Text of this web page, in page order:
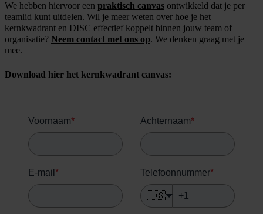
We hebben hiervoor een praktisch canvas ontwikkeld dat je per
teamlid kunt uitdelen. Wil je meer weten over hoe je het
kernkwadrant en DISC effectief koppelt binnen jouw team of
organisatie? Neem contact met ons op. We denken graag met je
mee.
Download hier het kernkwadrant canvas:
Voornaam* Achternaam*
E-mail * Telefoonnummer*
🇺🇸